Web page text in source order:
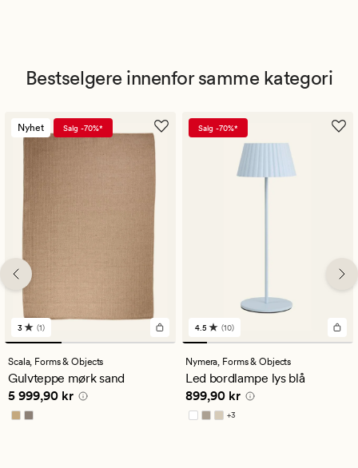
Bestselgere innenfor samme kategori
Nyhet Salg -70%*
1
anmeldelser
med
en
gjennomsnittlig
vurdering
på
3
3 (1)
Scala, Forms & Objects
Gulvteppe mørk sand
Pris 5 999,90 kr
5 999,90 kr
Salg -70%*
10
anmeldelser
med
en
gjennomsnittlig
vurdering
på
4.5
4.5 (10)
Nymera, Forms & Objects
Led bordlampe lys blå
Pris 899,90 kr
899,90 kr
+3
Tilgjengelig i flere farger